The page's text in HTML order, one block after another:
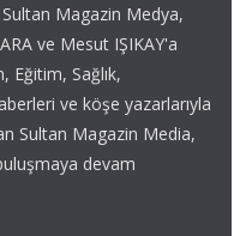
Sultan Magazin Medya,
ve Mesut IŞIKAY'a
Eğitim, Sağlık,
ve köşe yazarlarıyla
Sultan Magazin Media,
devam